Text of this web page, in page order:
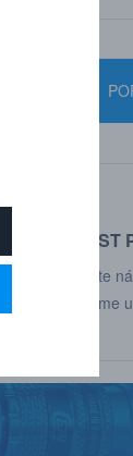
Kontaktujte
představíme